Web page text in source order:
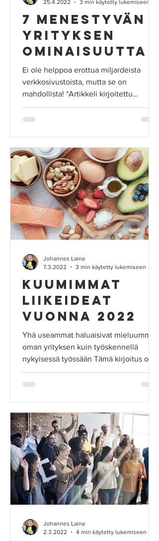
7 menestyvän
yrityksen
ominaisuutta
Ei ole helppoa erottua miljardeista
verkkosivustoista, mutta se on
mahdollista! *Artikkeli kirjoitettu
Oode.com kanssa yhteistyössä....
25.4.2022 3 min käytetty lukemiseen
Kuumimmat
liikeideat
vuonna 2022
Yhä useammat haluaisivat mieluummin
oman yrityksen kuin työskennellä
nykyisessä työssään Tämä kirjoitus on
käännetty vapaasti...
Johannes Laine
7.3.2022
3 min käytetty lukemiseen
Johannes Laine
2.3.2022
4 min käytetty lukemiseen